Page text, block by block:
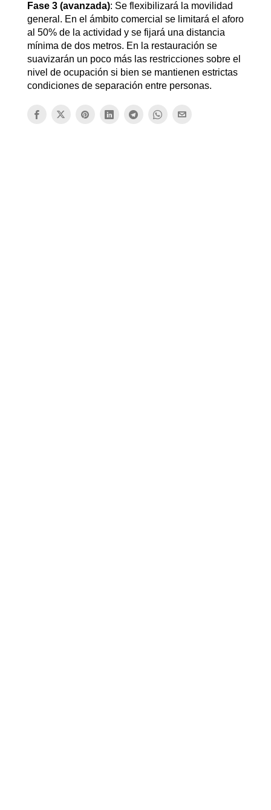
Fase 3 (avanzada): Se flexibilizará la movilidad
general. En el ámbito comercial se limitará el aforo
al 50% de la actividad y se fijará una distancia
mínima de dos metros. En la restauración se
suavizarán un poco más las restricciones sobre el
nivel de ocupación si bien se mantienen estrictas
condiciones de separación entre personas.